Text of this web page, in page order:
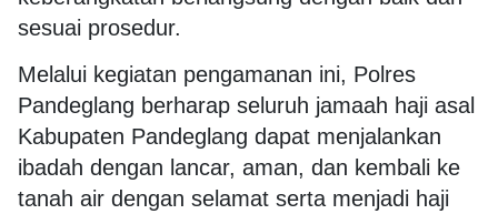
sesuai prosedur.
Melalui kegiatan pengamanan ini, Polres
Pandeglang berharap seluruh jamaah haji asal
Kabupaten Pandeglang dapat menjalankan
ibadah dengan lancar, aman, dan kembali ke
tanah air dengan selamat serta menjadi haji